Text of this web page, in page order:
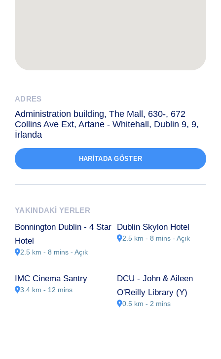
ADRES
Administration building, The Mall, 630-, 672
Collins Ave Ext, Artane - Whitehall, Dublin 9, 9,
İrlanda
HARITADA GÖSTER
YAKINDAKI YERLER
Bonnington Dublin - 4 Star
Hotel
2.5 km - 8 mins- Açık
Dublin Skylon Hotel
2.5 km - 8 mins - Açık
IMC Cinema Santry
3.4 km - 12 mins
DCU - John & Aileen
O'Reilly Library (Y)
0.5 km - 2 mins